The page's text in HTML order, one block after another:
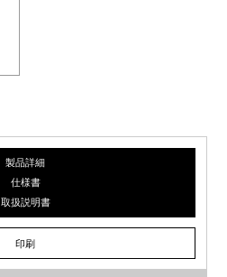
製品詳細
仕様書
取扱説明書
印刷